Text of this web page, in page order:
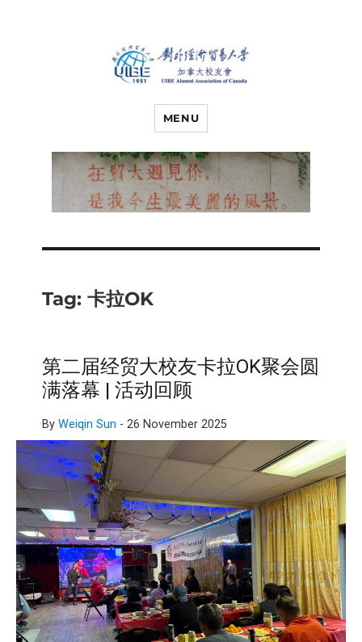
对外经济贸易
大学加拿大校
友会
MENU
Tag: 卡拉OK
第二届经贸大校友卡拉OK聚会圆
满落幕 | 活动回顾
By Weiqin Sun - 26 November 2025